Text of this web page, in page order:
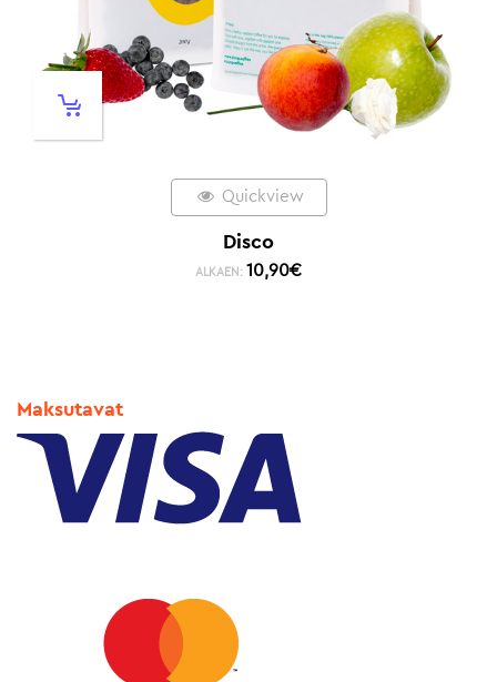
Quickview
Disco
ALKAEN: 10,90€
Maksutavat